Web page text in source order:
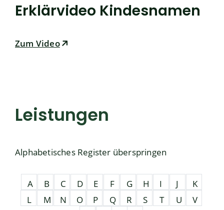
Erklärvideo Kindesnamen
Zum Video
Leistungen
Alphabetisches Register überspringen
A B C D E F G H I J
K
L
M N O P Q R S T U
V